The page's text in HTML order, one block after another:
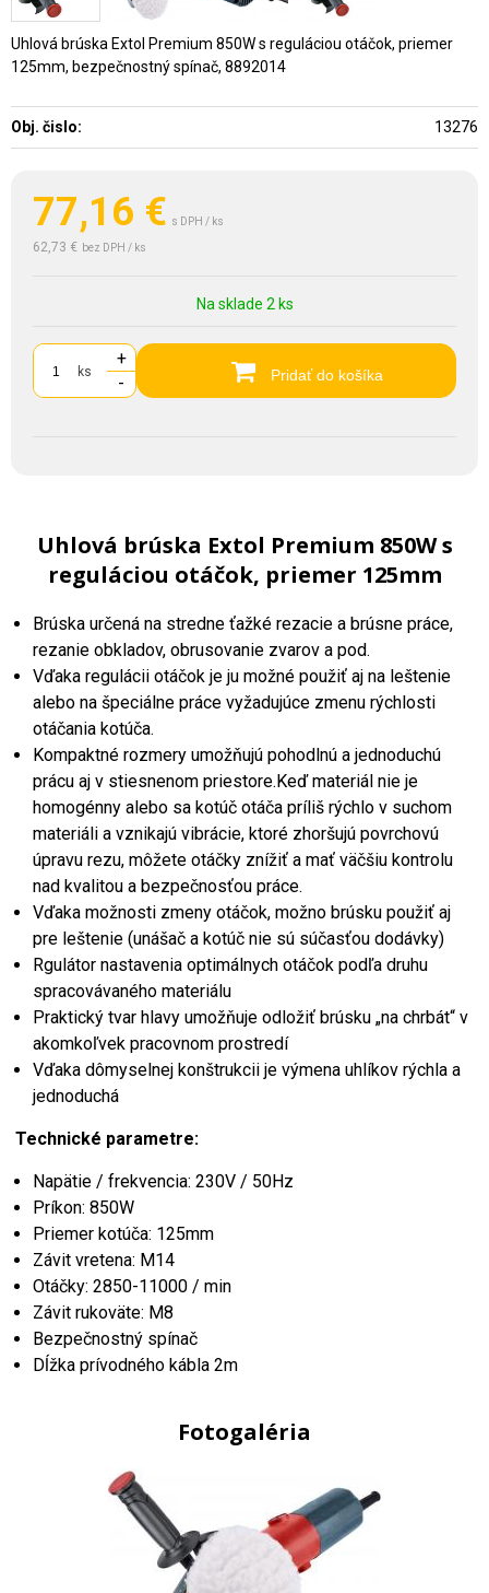
77,16 € s DPH / ks
62,73 € bez DPH / ks
Na sklade 2 ks
ks
+
-
Pridať do košíka
Uhlová brúska Extol Premium 850W s reguláciou otáčok, priemer
125mm, bezpečnostný spínač, 8892014
Obj. čislo: 13276
Uhlová brúska Extol Premium 850W s
reguláciou otáčok, priemer 125mm
Brúska určená na stredne ťažké rezacie a brúsne práce,
rezanie obkladov, obrusovanie zvarov a pod.
Vďaka regulácii otáčok je ju možné použiť aj na leštenie
alebo na špeciálne práce vyžadujúce zmenu rýchlosti
otáčania kotúča.
Kompaktné rozmery umožňujú pohodlnú a jednoduchú
prácu aj v stiesnenom priestore.Keď materiál nie je
homogénny alebo sa kotúč otáča príliš rýchlo v suchom
materiáli a vznikajú vibrácie, ktoré zhoršujú povrchovú
úpravu rezu, môžete otáčky znížiť a mať väčšiu kontrolu
nad kvalitou a bezpečnosťou práce.
Vďaka možnosti zmeny otáčok, možno brúsku použiť aj
pre leštenie (unášač a kotúč nie sú súčasťou dodávky)
Rgulátor nastavenia optimálnych otáčok podľa druhu
spracovávaného materiálu
Praktický tvar hlavy umožňuje odložiť brúsku „na chrbát“ v
akomkoľvek pracovnom prostredí
Vďaka dômyselnej konštrukcii je výmena uhlíkov rýchla a
jednoduchá
Technické parametre:
Napätie / frekvencia: 230V / 50Hz
Príkon: 850W
Priemer kotúča: 125mm
Závit vretena: M14
Otáčky: 2850-11000 / min
Závit rukoväte: M8
Bezpečnostný spínač
Dĺžka prívodného kábla 2m
Fotogaléria